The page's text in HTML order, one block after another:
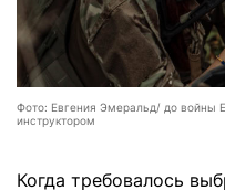
Фото: Евгения Эмеральд/ до войны
инструктором
Когда требовалось